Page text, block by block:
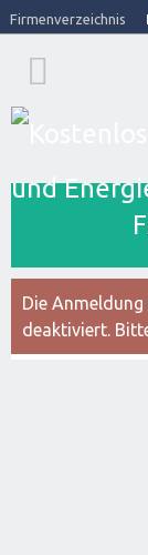
Firmenverzeichnis
Die
deaktiviert.